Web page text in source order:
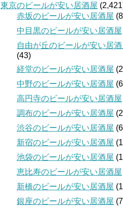
東京のビールが安い居酒屋
赤坂のビールが安い居酒屋
中目黒のビールが安い居酒屋
自由が丘のビールが安い居
(43)
経堂のビールが安い居酒屋
中野のビールが安い居酒屋
高円寺のビールが安い居酒屋
調布のビールが安い居酒屋
渋谷のビールが安い居酒屋
新宿のビールが安い居酒屋
池袋のビールが安い居酒屋
恵比寿のビールが安い居酒屋
新橋のビールが安い居酒屋
銀座のビールが安い居酒屋